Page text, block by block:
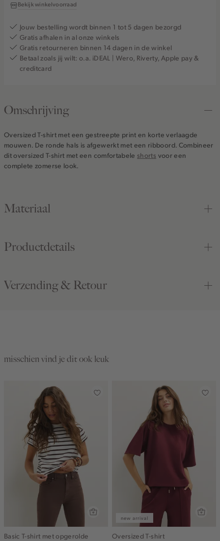
Bekijk winkelvoorraad
Jouw bestelling wordt binnen 1 tot 5 dagen bezorgd
Gratis afhalen in al onze winkels
Gratis retourneren binnen 14 dagen in de winkel
Betaal zoals jij wilt: o.a. iDEAL | Wero, Riverty, Apple pay &
creditcard
Omschrijving
Oversized T-shirt met een gestreepte print en korte verlaagde
mouwen. De ronde hals is afgewerkt met een ribboord. Combineer
dit oversized T-shirt met een comfortabele shorts voor een
complete zomerse look.
Materiaal
Productdetails
Verzending & Retour
misschien vind je dit ook leuk
Basic T-shirt met opgerolde
new arrival
Oversized T-shirt